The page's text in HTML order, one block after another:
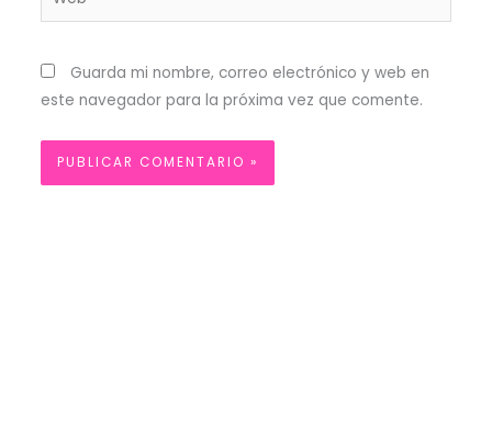
Guarda mi nombre, correo electrónico y web en
este navegador para la próxima vez que comente.